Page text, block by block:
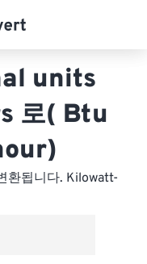
units
로( Btu
환됩니다. Kilowatt-